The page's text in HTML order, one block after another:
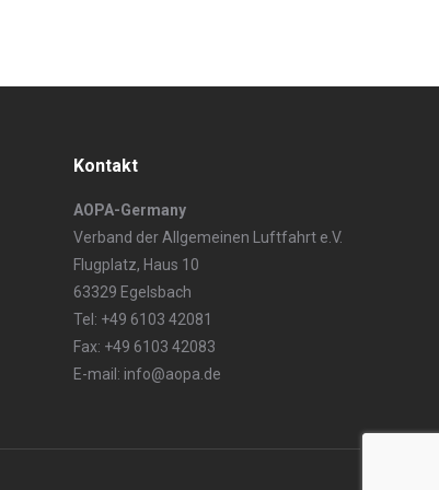
Kontakt
AOPA-Germany
Verband der Allgemeinen Luftfahrt e.V.
Flugplatz, Haus 10
63329 Egelsbach
Tel: +49 6103 42081
Fax: +49 6103 42083
E-mail: info@aopa.de